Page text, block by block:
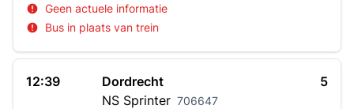
Geen actuele informatie
Bus in plaats van trein
12:39
Dordrecht
NS Sprinter 706647
5